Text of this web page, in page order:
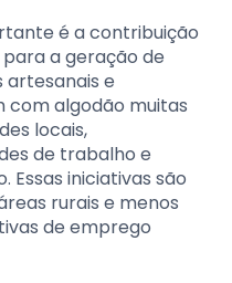
é a contribuição
a geração de
artesanais e
algodão muitas
locais,
de trabalho e
iniciativas são
rurais e menos
de emprego